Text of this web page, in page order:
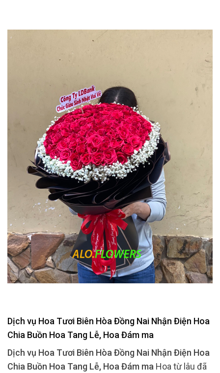
Dịch vụ Hoa Tươi Biên Hòa Đồng Nai Nhận Điện Hoa
Chia Buồn Hoa Tang Lễ, Hoa Đám ma
Dịch vụ Hoa Tươi Biên Hòa Đồng Nai Nhận Điện Hoa
Chia Buồn Hoa Tang Lễ, Hoa Đám ma Hoa từ lâu đã